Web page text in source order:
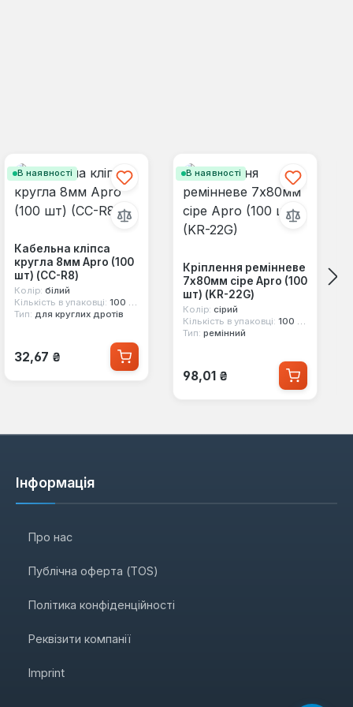
В наявності
Кабельна кліпса
кругла 8мм Apro (100
шт) (CC-R8)
Колір: білий
Кількість в упаковці: 100 шт
Тип: для круглих дротів
Звичайна ціна:
32,67 ₴
В наявності
Кріплення ремінневе
7х80мм сіре Apro (100
шт) (KR-22G)
Колір: сірий
Кількість в упаковці: 100 шт
Тип: ремінний
Звичайна ціна:
98,01 ₴
Інформація
Про нас
Публічна оферта (TOS)
Політика конфіденційності
Реквізити компанії
Imprint